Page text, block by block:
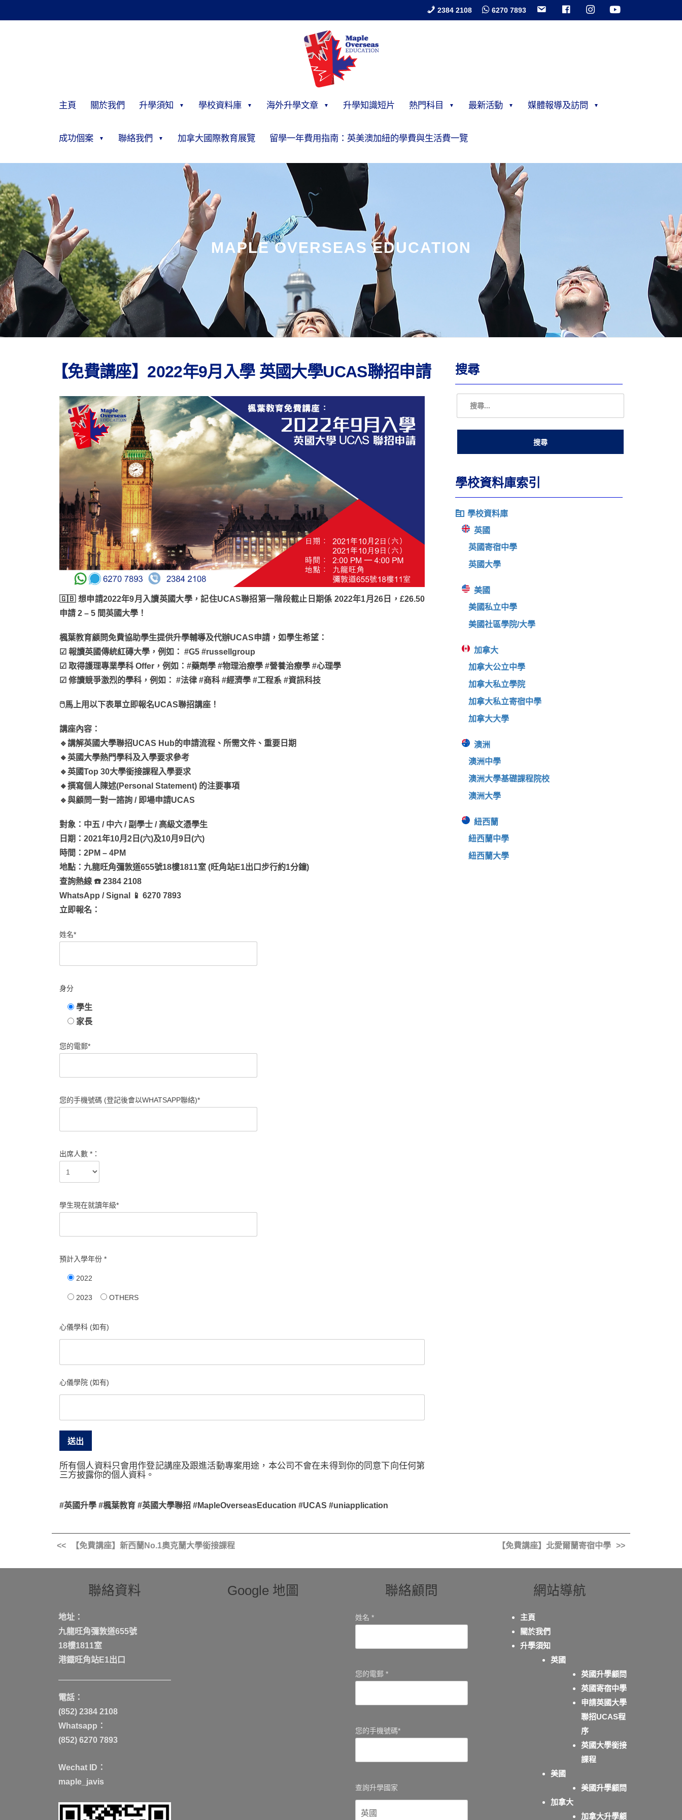
2384 2108 6270 7893
主頁 關於我們 升學須知 學校資料庫 海外升學文章 升學知識短片 熱門科目 最新活動 媒體報導及訪問
成功個案 聯絡我們 加拿大國際教育展覽 留學一年費用指南：英美澳加紐的學費與生活費一覽
MAPLE OVERSEAS EDUCATION
【免費講座】2022年9月入學 英國大學UCAS聯招申請
🇬🇧 想申請2022年9月入讀英國大學，記住UCAS聯招第一階段截止日期係 2022年1月26日，£26.50
申請 2 – 5 間英國大學！
楓葉教育顧問免費協助學生提供升學輔導及代辦UCAS申請，如學生希望：
☑ 報讀英國傳統紅磚大學，例如： #G5 #russellgroup
☑ 取得護理專業學科 Offer，例如：#藥劑學 #物理治療學 #營養治療學 #心理學
☑ 修讀競爭激烈的學科，例如： #法律 #商科 #經濟學 #工程系 #資訊科技
🖱馬上用以下表單立即報名UCAS聯招講座！
講座內容：
🔹講解英國大學聯招UCAS Hub的申請流程、所需文件、重要日期
🔸英國大學熱門學科及入學要求參考
🔹英國Top 30大學銜接課程入學要求
🔸撰寫個人陳述(Personal Statement) 的注要事項
🔹與顧問一對一諮詢 / 即場申請UCAS
對象：中五 / 中六 / 副學士 / 高級文憑學生
日期：2021年10月2日(六)及10月9日(六)
時間：2PM – 4PM
地點：九龍旺角彌敦道655號18樓1811室 (旺角站E1出口步行約1分鐘)
查詢熱線 ☎️ 2384 2108
WhatsApp / Signal 📱 6270 7893
立即報名：
姓名*
身分
學生
家長
您的電郵*
您的手機號碼 (登記後會以WHATSAPP聯絡)*
出席人數 *：
學生現在就讀年級*
預計入學年份 *
2022
2023 OTHERS
心儀學科 (如有)
心儀學院 (如有)
所有個人資料只會用作登記講座及跟進活動專案用途，本公司不會在未得到你的同意下向任何第
三方披露你的個人資料。
#英國升學 #楓葉教育 #英國大學聯招 #MapleOverseasEducation #UCAS #uniapplication
搜尋
學校資料庫索引
學校資料庫
英國
英國寄宿中學
英國大學
美國
美國私立中學
美國社區學院/大學
加拿大
加拿大公立中學
加拿大私立學院
加拿大私立寄宿中學
加拿大大學
澳洲
澳洲中學
澳洲大學基礎課程院校
澳洲大學
紐西蘭
紐西蘭中學
紐西蘭大學
【免費講座】新西蘭No.1奧克蘭大學銜接課程 【免費講座】北愛爾蘭寄宿中學
聯絡資料
地址：
九龍旺角彌敦道655號
18樓1811室
港鐡旺角站E1出口
電話：
(852) 2384 2108
Whatsapp：
(852) 6270 7893
Wechat ID：
maple_javis
Google 地圖 聯絡顧問
姓名 *
您的電郵 *
您的手機號碼*
查詢升學國家
網站導航
主頁
關於我們
升學須知
英國
英國升學顧問
英國寄宿中學
申請英國大學
聯招UCAS程
序
英國大學銜接
課程
美國
美國升學顧問
加拿大
加拿大升學顧